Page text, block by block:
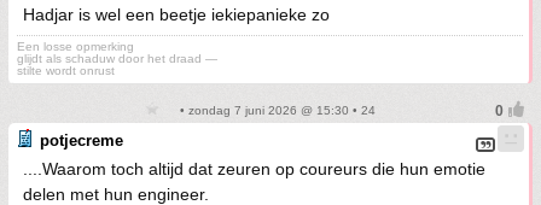
Hadjar is wel een beetje iekiepanieke zo
Een losse opmerking
glijdt als schaduw door het draad —
stilte wordt onrust
• zondag 7 juni 2026 @ 15:30 • 24
potjecreme
....Waarom toch altijd dat zeuren op coureurs die hun emotie
delen met hun engineer.